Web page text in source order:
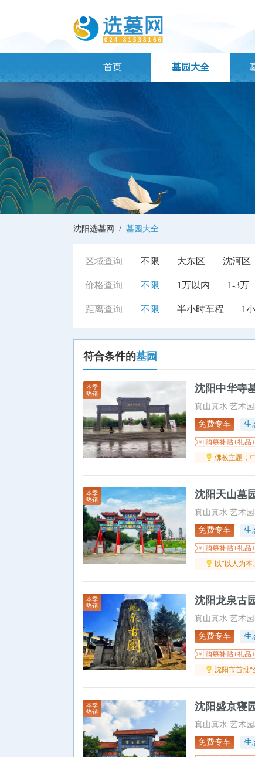
首页 墓园大全
沈阳选墓网 / 墓园大全
区域查询 不限 大东区 沈河区
价格查询 不限 1万以内 1-3万
距离查询 不限 半小时车程 1
符合条件的墓园
本季
热销
沈阳中华寺
真山真水 艺术
免费专车
生
佛教主题，
本季
热销
沈阳天山墓
真山真水 艺术
免费专车
生
以"以人为本
本季
热销
沈阳龙泉古
真山真水 艺术
免费专车
生
沈阳市首批“
本季
热销
沈阳盛京寝
真山真水 艺术
免费专车
生